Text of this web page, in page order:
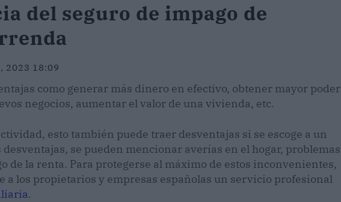
del seguro de impago de
2023 18:09
como generar más dinero en efectivo, obtener mayor poder
negocios, aumentar el valor de una vivienda, etc.
esto también puede traer desventajas si se escoge a un
se pueden mencionar averías en el hogar, problemas
de la renta. Para protegerse al máximo de estos inconvenientes,
a los propietarios y empresas españolas un servicio profesional
.